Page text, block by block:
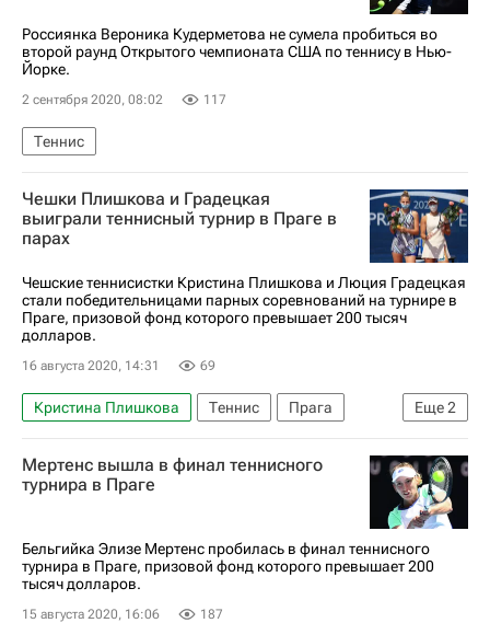
Россиянка Вероника Кудерметова не сумела пробиться во
второй раунд Открытого чемпионата США по теннису в Нью-
Йорке.
2 сентября 2020, 08:02 117
Теннис
Чешки Плишкова и Градецкая
выиграли теннисный турнир в Праге в
парах
Чешские теннисистки Кристина Плишкова и Люция Градецкая
стали победительницами парных соревнований на турнире в
Праге, призовой фонд которого превышает 200 тысяч
долларов.
16 августа 2020, 14:31 69
Еще2
Кристина Плишкова Теннис
Прага
Люция Градецка
Иоана Ралука Олару
Мертенс вышла в финал теннисного
турнира в Праге
Бельгийка Элизе Мертенс пробилась в финал теннисного
турнира в Праге, призовой фонд которого превышает 200
тысяч долларов.
15 августа 2020, 16:06 187